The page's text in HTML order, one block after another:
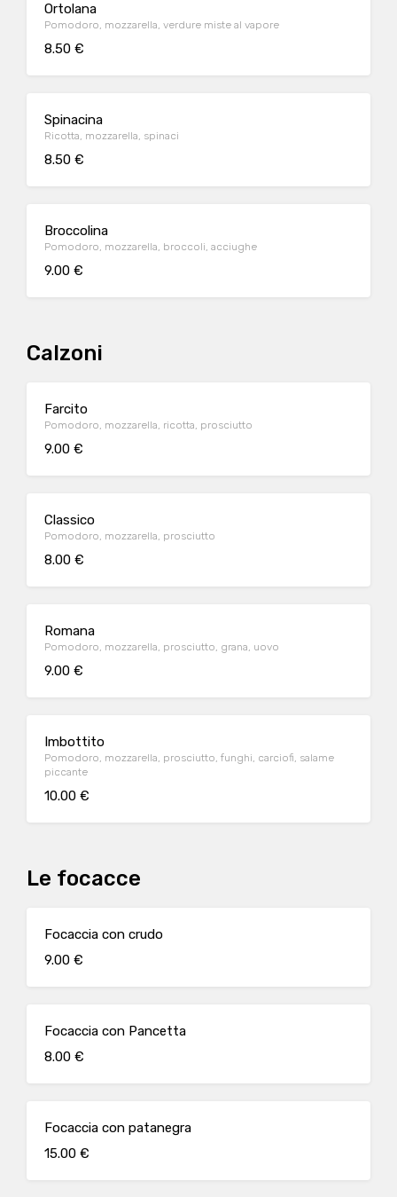
Ortolana
Pomodoro, mozzarella, verdure miste al vapore
8.50 €
Spinacina
Ricotta, mozzarella, spinaci
8.50 €
Broccolina
Pomodoro, mozzarella, broccoli, acciughe
9.00 €
Calzoni
Farcito
Pomodoro, mozzarella, ricotta, prosciutto
9.00 €
Classico
Pomodoro, mozzarella, prosciutto
8.00 €
Romana
Pomodoro, mozzarella, prosciutto, grana, uovo
9.00 €
Imbottito
Pomodoro, mozzarella, prosciutto, funghi, carciofi, salame
piccante
10.00 €
Le focacce
Focaccia con crudo
9.00 €
Focaccia con Pancetta
8.00 €
Focaccia con patanegra
15.00 €